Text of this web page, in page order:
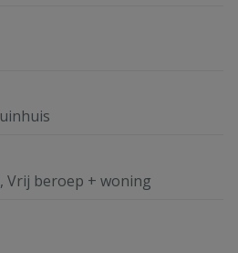
Vrij beroep + woning